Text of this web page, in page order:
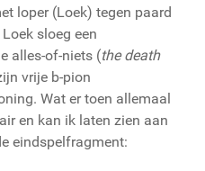
loper (Loek) tegen paard
sloeg een
alles-of-niets (the death
vrije b-pion
Wat er toen allemaal
en kan ik laten zien aan
eindspelfragment: